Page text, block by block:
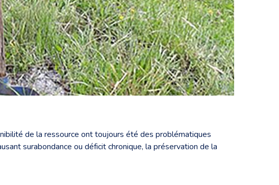
de la ressource ont toujours été des problématiques
surabondance ou déficit chronique, la préservation de la